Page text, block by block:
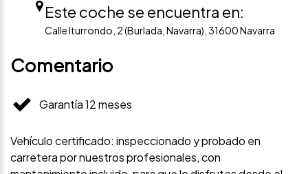
Este coche se encuentra en:
Calle Iturrondo, 2 (Burlada, Navarra), 31600 Navarra
Comentario
Garantía 12 meses
Vehículo certificado: inspeccionado y probado en
carretera por nuestros profesionales, con